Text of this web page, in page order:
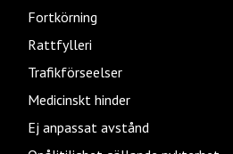
Fortkörning
Rattfylleri
Trafikförseelser
Medicinskt hinder
Ej anpassat avstånd